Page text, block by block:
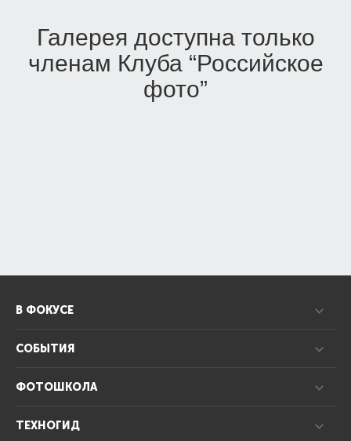
Галерея доступна только
членам Клуба “Российское
фото”
В ФОКУСЕ
СОБЫТИЯ
ФОТОШКОЛА
ТЕХНОГИД